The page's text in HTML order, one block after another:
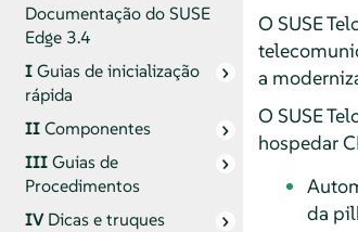
Documentação do SUSE
Edge 3.4
IGuias de inicialização
rápida
IIComponentes
IIIGuias de
Procedimentos
IVDicas e truques
O SUSE
a
O SUSE
hospedar
da